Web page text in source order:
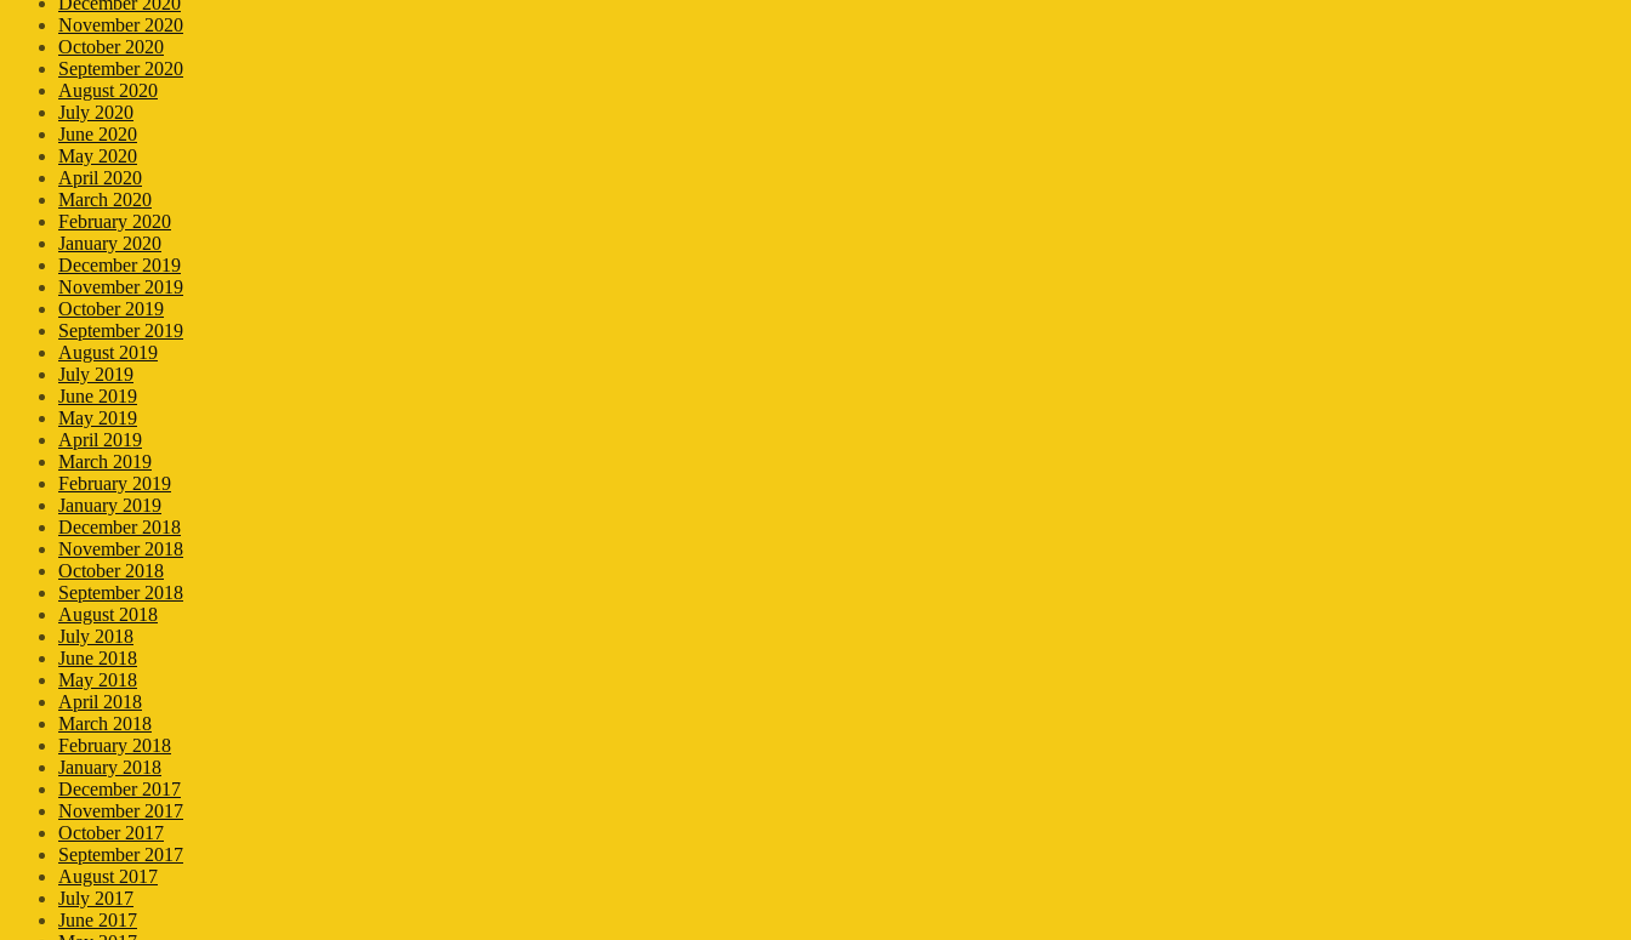
November 2020
October 2020
September 2020
August 2020
July 2020
June 2020
May 2020
April 2020
March 2020
February 2020
January 2020
December 2019
November 2019
October 2019
September 2019
August 2019
July 2019
June 2019
May 2019
April 2019
March 2019
February 2019
January 2019
December 2018
November 2018
October 2018
September 2018
August 2018
July 2018
June 2018
May 2018
April 2018
March 2018
February 2018
January 2018
December 2017
November 2017
October 2017
September 2017
August 2017
July 2017
June 2017